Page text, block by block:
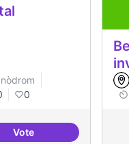
0
VoteDrets Humans i capa